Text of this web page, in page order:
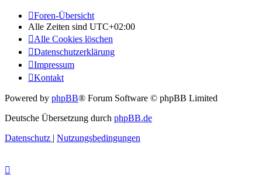
Foren-Übersicht
Alle Zeiten sind UTC+02:00
Alle Cookies löschen
Datenschutzerklärung
Impressum
Kontakt
Powered by phpBB® Forum Software © phpBB Limited
Deutsche Übersetzung durch phpBB.de
Datenschutz | Nutzungsbedingungen